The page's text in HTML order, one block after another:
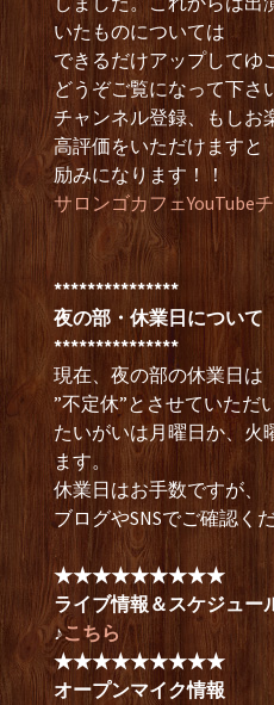
いたものについては
できるだけアップしてゆ
どうぞご覧になって下さ
チャンネル登録、もしお
高評価をいただけますと
励みになります！！
サロンゴカフェYouTube
***************
夜の部・休業日について
***************
現在、夜の部の休業日は
”不定休”とさせていただ
たいがいは月曜日か、火
ます。
休業日はお手数ですが、
ブログやSNSでご確認く
★★★★★★★★★
ライブ情報＆スケジュー
♪こちら
★★★★★★★★★
オープンマイク情報